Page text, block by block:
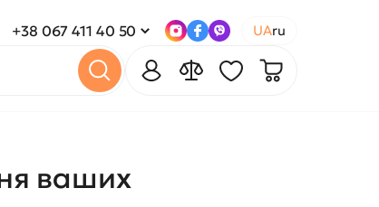
+38 067 411 40 50 UAru
ваших